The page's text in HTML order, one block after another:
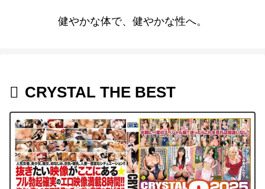
健やかな体で、健やかな性へ。
CRYSTAL THE BEST